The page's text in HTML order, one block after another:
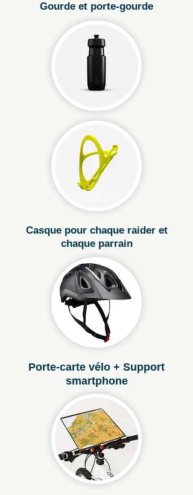
Gourde et porte-gourde
Casque pour chaque raider et
chaque parrain
Porte-carte vélo + Support
smartphone